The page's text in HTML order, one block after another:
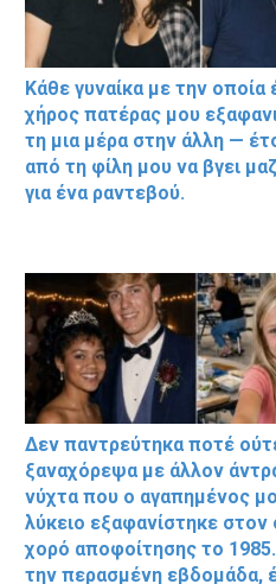
Κάθε γυναίκα με την οποία
χήρος πατέρας μου
τη μια μέρα στην άλλη —
από τη φίλη μου να βγει
για ένα ραντεβού.
Δεν παντρεύτηκα ποτέ
ξαναχόρεψα με άλλον
νύχτα που ο αγαπημένος
λύκειο εξαφανίστηκε στον
χορό αποφοίτησης το
την περασμένη εβδομάδα,